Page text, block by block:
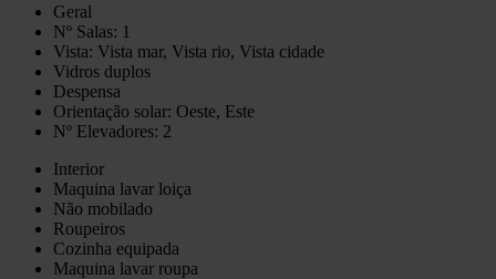
Geral
Nº Salas: 1
Vista: Vista mar, Vista rio, Vista cidade
Vidros duplos
Despensa
Orientação solar: Oeste, Este
Nº Elevadores: 2
Interior
Maquina lavar loiça
Não mobilado
Roupeiros
Cozinha equipada
Maquina lavar roupa